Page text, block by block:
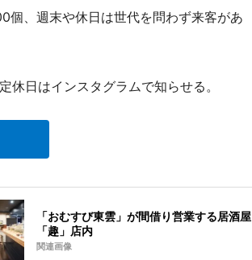
、週末や休日は世代を問わず来客があ
日はインスタグラムで知らせる。
「おむすび東雲」が間借り営業する居酒屋
「趣」店内
関連画像